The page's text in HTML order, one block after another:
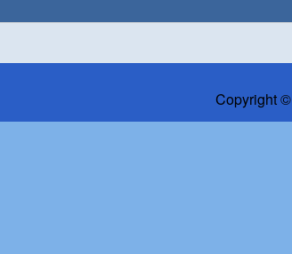
Copyright